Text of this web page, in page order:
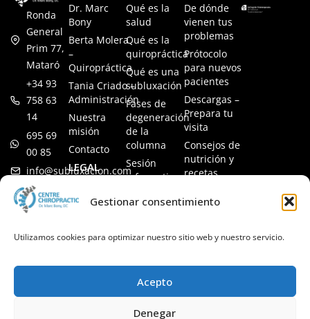
Gestionar consentimiento
Utilizamos cookies para optimizar nuestro sitio web y nuestro servicio.
Acepto
Denegar
Ronda
General
Prim 77,
Mataró
+34 93
758 63
14
695 69
00 85
info@subluxacion.com
Dr. Marc
Bony
Berta Molera
–
Quiropráctica
Tania Criado –
Administración
Nuestra
misión
Contacto
LEGAL
Política de
Política de
Qué es la
salud
Qué es la
quiropráctica
Qué es una
subluxación
Fases de
degeneración
de la
columna
Sesión
informativa
para familias
para
para
empresas
De dónde
vienen tus
problemas
Prótocolo
para nuevos
pacientes
Descargas –
Prepara tu
visita
Consejos de
nutrición y
recetas
frecuentes